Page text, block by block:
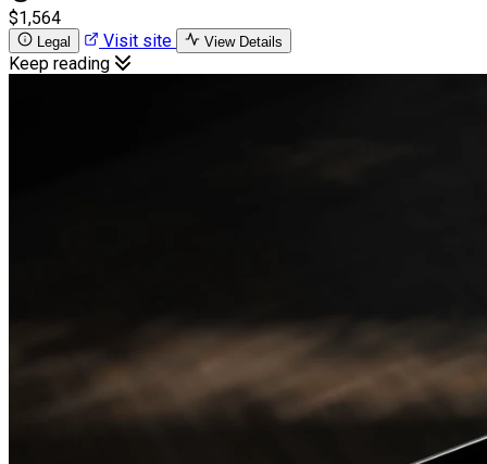
$1,564
Legal Visit site View Details
Keep reading